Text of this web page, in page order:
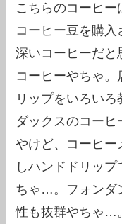
こちらのコーヒー
コーヒー豆を購
深いコーヒーだと
コーヒーやちゃ
リップをいろいろ
ダックスのコー
やけど、コーヒー
しハンドドリッ
ちゃ…。フォンダ
性も抜群やちゃ…